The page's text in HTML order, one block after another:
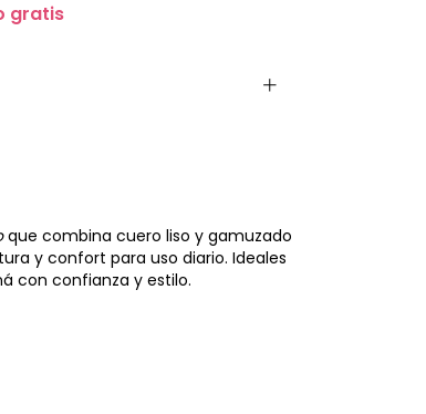
gratis
que combina cuero liso y gamuzado
y confort para uso diario. Ideales
con confianza y estilo.